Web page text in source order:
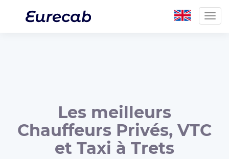
Les meilleurs
Chauffeurs Privés, VTC
et Taxi à Trets